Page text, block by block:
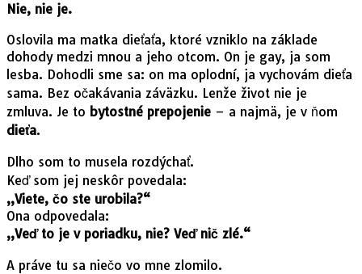
Nie, nie je.
Oslovila ma matka dieťaťa, ktoré vzniklo na základe
dohody medzi mnou a jeho otcom. On je gay, ja som
lesba. Dohodli sme sa: on ma oplodní, ja vychovám dieťa
sama. Bez očakávania záväzku. Lenže život nie je
zmluva. Je to bytostné prepojenie – a najmä, je v ňom
dieťa.
Dlho som to musela rozdýchať.
Keď som jej neskôr povedala:
„Viete, čo ste urobila?“
Ona odpovedala:
„Veď to je v poriadku, nie? Veď nič zlé.“
A práve tu sa niečo vo mne zlomilo.